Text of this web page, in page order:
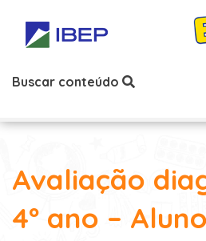
Buscar conteúdo
Avaliação
4º ano – Aluno